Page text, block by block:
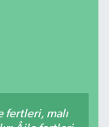
fertleri, malı